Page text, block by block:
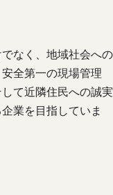
なく、地域社会への
全第一の現場管理
て近隣住民への誠実
業を目指していま